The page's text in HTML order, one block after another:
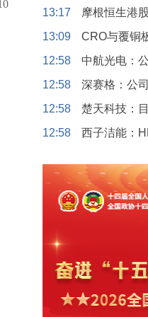
13:17
摩根恒生港
13:09
CRO与覆铜
12:58
中航光电：
12:58
深赛格：公
12:58
楚天科技：
12:58
西子洁能：